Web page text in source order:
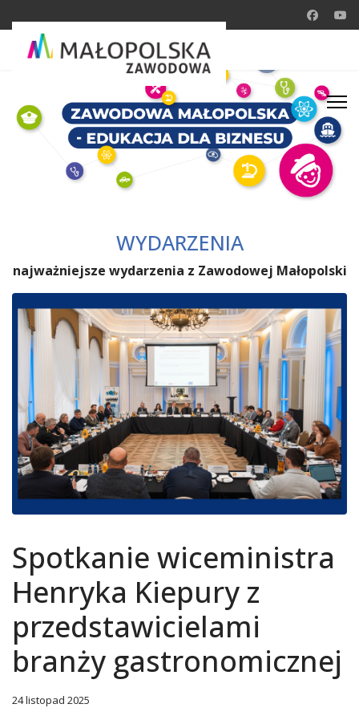
WYDARZENIA
najważniejsze wydarzenia z Zawodowej Małopolski
Spotkanie wiceministra
Henryka Kiepury z
przedstawicielami
branży gastronomicznej
24 listopad 2025